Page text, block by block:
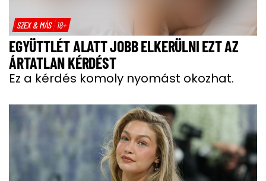
SZEX & MÁS 18+
EGYÜTTLÉT ALATT JOBB ELKERÜLNI EZT AZ
ÁRTATLAN KÉRDÉST
Ez a kérdés komoly nyomást okozhat.